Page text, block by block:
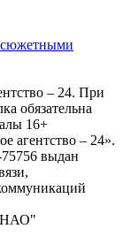
сюжетными
– 24. При
обязательна
16+
агентство – 24».
выдан
НАО"